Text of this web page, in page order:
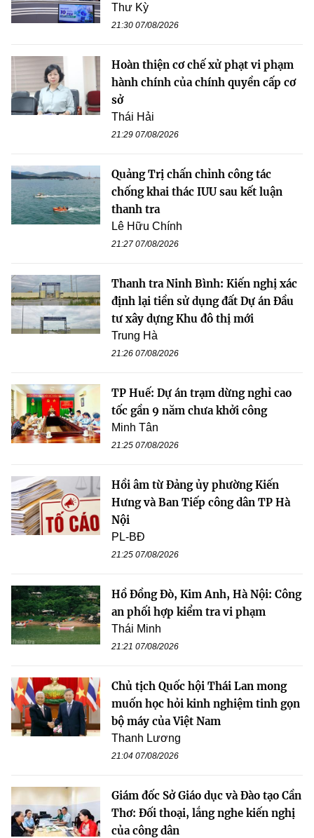
Thư Kỳ
21:30 07/08/2026
Hoàn thiện cơ chế xử phạt vi phạm
hành chính của chính quyền cấp cơ
sở
Thái Hải
21:29 07/08/2026
Quảng Trị chấn chỉnh công tác
chống khai thác IUU sau kết luận
thanh tra
Lê Hữu Chính
21:27 07/08/2026
Thanh tra Ninh Bình: Kiến nghị xác
định lại tiền sử dụng đất Dự án Đầu
tư xây dựng Khu đô thị mới
Trung Hà
21:26 07/08/2026
TP Huế: Dự án trạm dừng nghỉ cao
tốc gần 9 năm chưa khởi công
Minh Tân
21:25 07/08/2026
Hồi âm từ Đảng ủy phường Kiến
Hưng và Ban Tiếp công dân TP Hà
Nội
PL-BĐ
21:25 07/08/2026
Hồ Đồng Đò, Kim Anh, Hà Nội: Công
an phối hợp kiểm tra vi phạm
Thái Minh
21:21 07/08/2026
Chủ tịch Quốc hội Thái Lan mong
muốn học hỏi kinh nghiệm tinh gọn
bộ máy của Việt Nam
Thanh Lương
21:04 07/08/2026
Giám đốc Sở Giáo dục và Đào tạo Cần
Thơ: Đối thoại, lắng nghe kiến nghị
của công dân